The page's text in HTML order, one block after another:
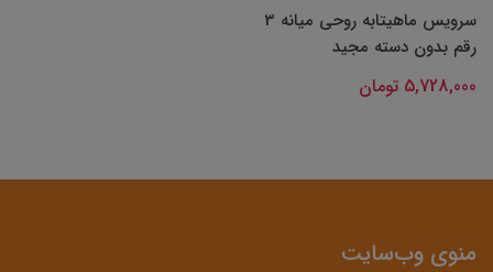
سرویس ماهیتابه روحی میانه 3
رقم بدون دسته مجید
5,728,000 تومان
منوی وب‌سایت